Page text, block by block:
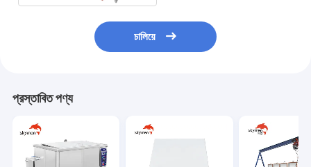
চালিয়ে
প্রস্তাবিত পণ্য